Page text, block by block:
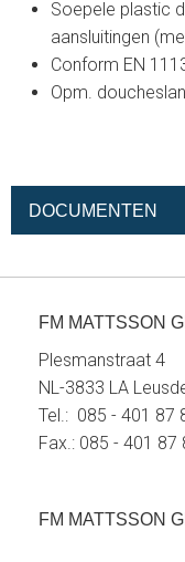
Soepele plastic
aansluitingen
Conform EN
Opm.
DOCUMENTEN
FM MATTSSON
Plesmanstraat 4
NL-3833 LA
Tel.: 085 - 401 87
Fax.: 085 - 401 87
FM MATTSSON